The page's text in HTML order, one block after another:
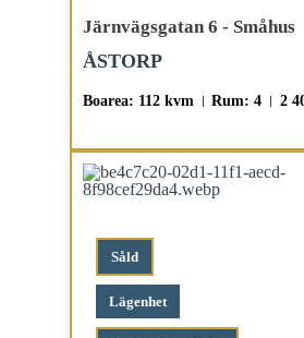
Järnvägsgatan 6 - Småhus
ÅSTORP
Boarea: 112 kvm Rum: 4 2
Såld
Lägenhet